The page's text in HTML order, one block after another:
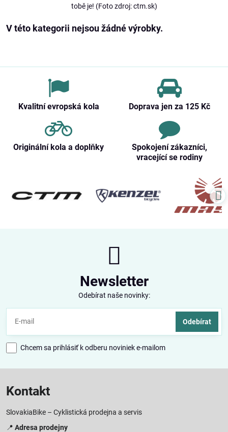
tobě je! (Foto zdroj: ctm.sk)
Kvalitní evropská kola Doprava jen za 125 Kč
Originální kola a doplňky
Spokojení zákazníci,
vracející se rodiny
Newsletter
Odebírat naše novinky:
Odebírat
Chcem sa prihlásiť k odberu noviniek e-mailom
Kontakt
SlovakiaBike – Cyklistická prodejna a servis
📍 Adresa prodejny